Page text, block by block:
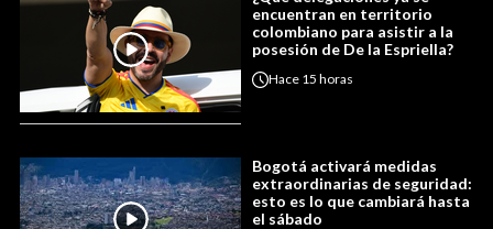
encuentran en territorio
colombiano para asistir a la
posesión de De la Espriella?
Hace 15 horas
Bogotá activará medidas
extraordinarias de seguridad:
esto es lo que cambiará hasta
el sábado